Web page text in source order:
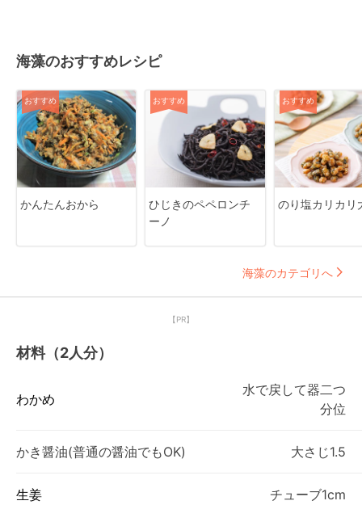
海藻のおすすめレシピ
おすすめ
かんたんおから
おすすめ
ひじきのペペロンチ
ーノ
おすすめ
のり塩カリカリ
海藻のカテゴリへ
【PR】
材料（2人分）
わかめ
水で戻して器二つ
分位
かき醤油(普通の醤油でもOK) 大さじ1.5
生姜 チューブ1cm